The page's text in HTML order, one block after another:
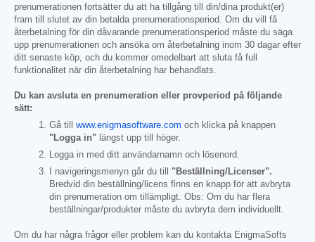
prenumerationen fortsätter du att ha tillgång till din/dina produkt(er)
fram till slutet av din betalda prenumerationsperiod. Om du vill få
återbetalning för din dåvarande prenumerationsperiod måste du säga
upp prenumerationen och ansöka om återbetalning inom 30 dagar efter
ditt senaste köp, och du kommer omedelbart att sluta få full
funktionalitet när din återbetalning har behandlats.
Du kan avsluta en prenumeration eller provperiod på följande
sätt:
Gå till www.enigmasoftware.com och klicka på knappen
"Logga in" längst upp till höger.
Logga in med ditt användarnamn och lösenord.
I navigeringsmenyn går du till "Beställning/Licenser".
Bredvid din beställning/licens finns en knapp för att avbryta
din prenumeration om tillämpligt. Obs: Om du har flera
beställningar/produkter måste du avbryta dem individuellt.
Om du har några frågor eller problem kan du kontakta EnigmaSofts